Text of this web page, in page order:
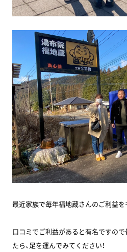
最近家族で毎年福地蔵さんのご利益
口コミでご利益があると有名ですの
たら、足を運んでみてください！